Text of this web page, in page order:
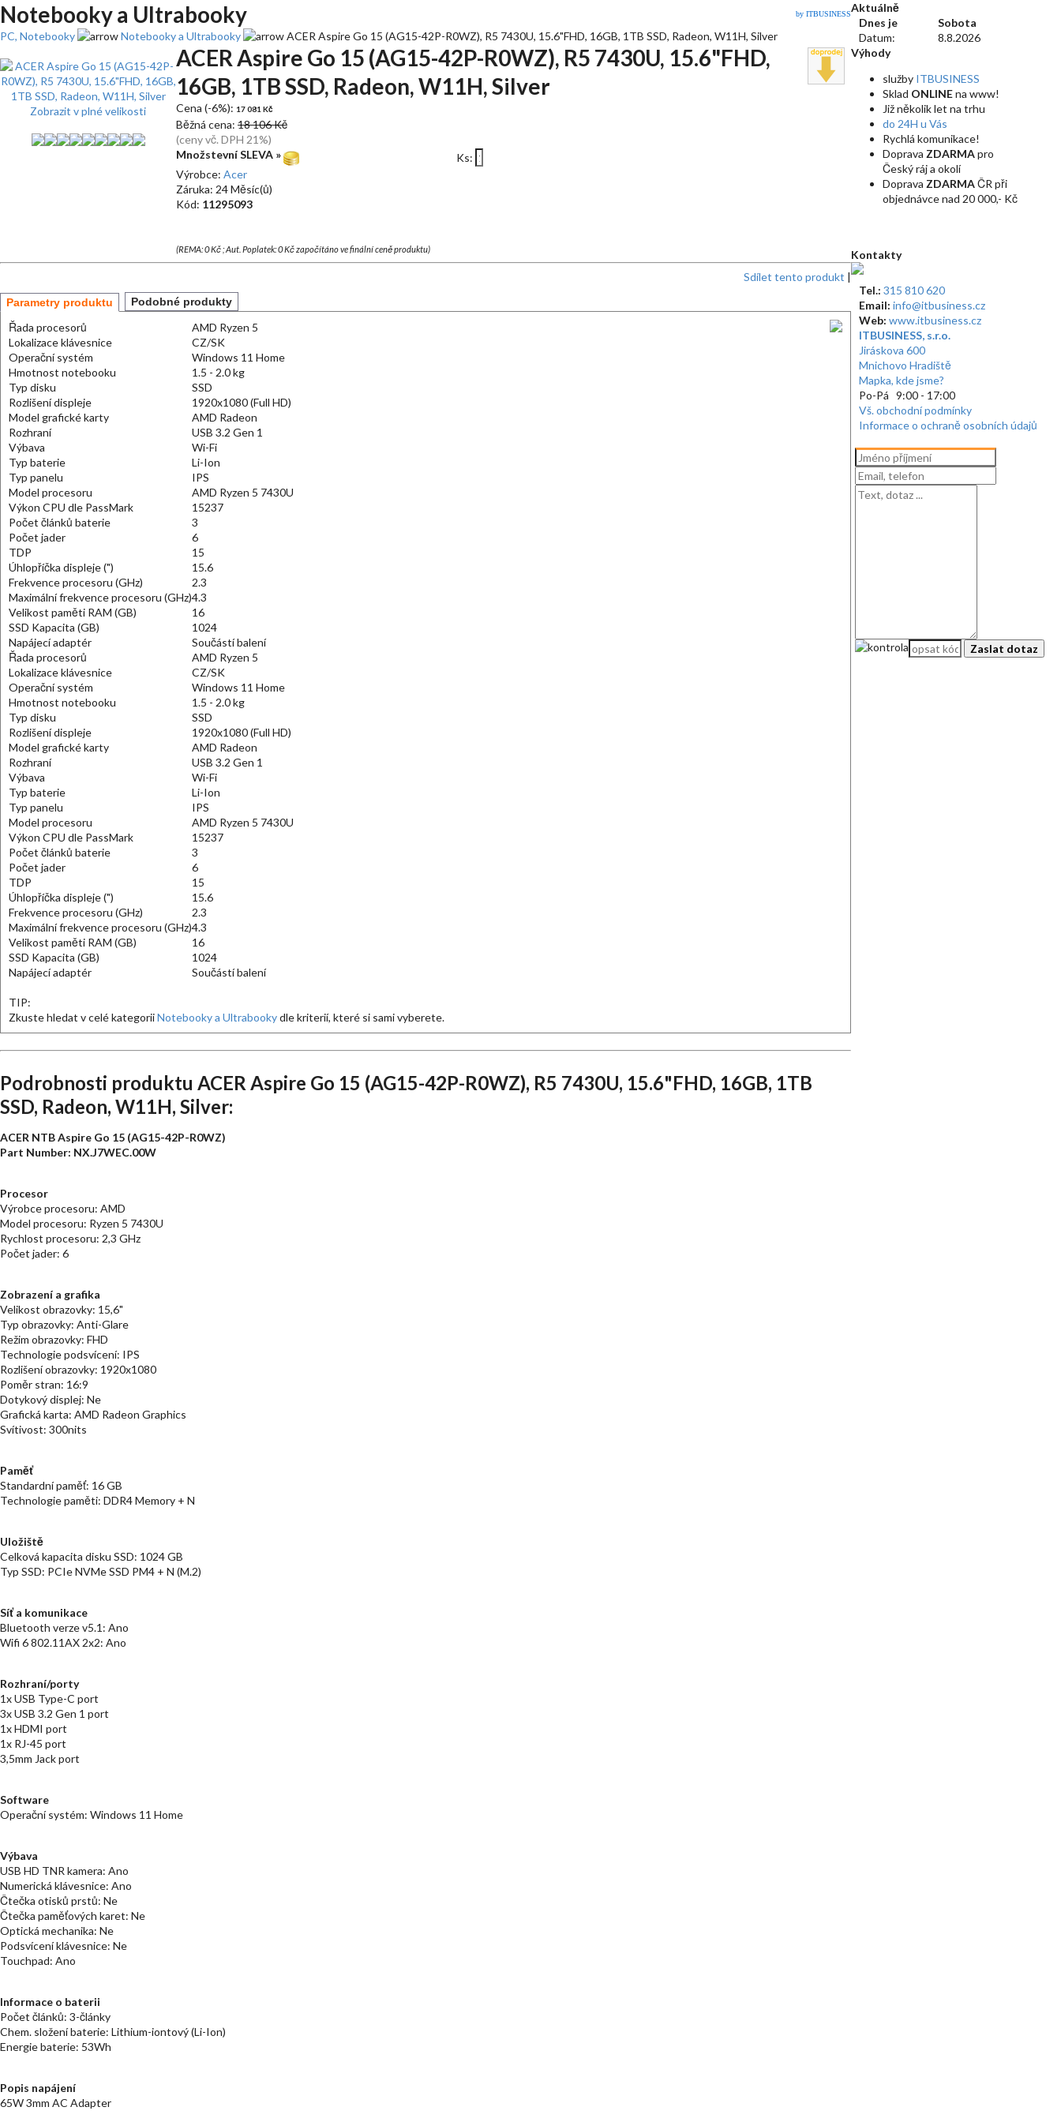
Notebooky a Ultrabooky by ITBUSINESS
PC, Notebooky Notebooky a Ultrabooky ACER Aspire Go 15 (AG15-42P-R0WZ), R5 7430U, 15.6"FHD, 16GB, 1TB SSD, Radeon, W11H, Silver
Zobrazit v plné velikosti
ACER Aspire Go 15 (AG15-42P-R0WZ), R5 7430U, 15.6"FHD,
16GB, 1TB SSD, Radeon, W11H, Silver
Cena (-6%): 17 081 Kč
Běžná cena: 18 106 Kč
(ceny vč. DPH 21%)
Množstevní SLEVA »
Ks:
Výrobce: Acer
Záruka: 24 Měsíc(ů)
Kód: 11295093
(REMA: 0 Kč ; Aut. Poplatek: 0 Kč započítáno ve finální ceně produktu)
Sdílet tento produkt |
Parametry produktu Podobné produkty
Řada procesorů
AMD Ryzen 5
Lokalizace klávesnice
CZ/SK
Operační systém
Windows 11 Home
Hmotnost notebooku
1.5 - 2.0 kg
Typ disku
SSD
Rozlišení displeje
1920x1080 (Full HD)
Model grafické karty
AMD Radeon
Rozhraní
USB 3.2 Gen 1
Výbava
Wi-Fi
Typ baterie
Li-Ion
Typ panelu
IPS
Model procesoru
AMD Ryzen 5 7430U
Výkon CPU dle PassMark
15237
Počet článků baterie
3
Počet jader
6
TDP
15
Úhlopříčka displeje (")
15.6
Frekvence procesoru (GHz)
2.3
Maximální frekvence procesoru (GHz)4.3
Velikost paměti RAM (GB)
16
SSD Kapacita (GB)
1024
Napájecí adaptér
Součástí balení
Řada procesorů
AMD Ryzen 5
Lokalizace klávesnice
CZ/SK
Operační systém
Windows 11 Home
Hmotnost notebooku
1.5 - 2.0 kg
Typ disku
SSD
Rozlišení displeje
1920x1080 (Full HD)
Model grafické karty
AMD Radeon
Rozhraní
USB 3.2 Gen 1
Výbava
Wi-Fi
Typ baterie
Li-Ion
Typ panelu
IPS
Model procesoru
AMD Ryzen 5 7430U
Výkon CPU dle PassMark
15237
Počet článků baterie
3
Počet jader
6
TDP
15
Úhlopříčka displeje (")
15.6
Frekvence procesoru (GHz)
2.3
Maximální frekvence procesoru (GHz)4.3
Velikost paměti RAM (GB)
16
SSD Kapacita (GB)
1024
Napájecí adaptér
Součástí balení
TIP:
Zkuste hledat v celé kategoriiNotebooky a Ultrabookydle kriterií, které si sami vyberete.
Podrobnosti produktu ACER Aspire Go 15 (AG15-42P-R0WZ), R5 7430U, 15.6"FHD, 16GB, 1TB
SSD, Radeon, W11H, Silver:
ACER NTB Aspire Go 15 (AG15-42P-R0WZ)
Part Number: NX.J7WEC.00W
Procesor
Výrobce procesoru: AMD
Model procesoru: Ryzen 5 7430U
Rychlost procesoru: 2,3 GHz
Počet jader: 6
Zobrazení a grafika
Velikost obrazovky: 15,6"
Typ obrazovky: Anti-Glare
Režim obrazovky: FHD
Technologie podsvícení: IPS
Rozlišení obrazovky: 1920x1080
Poměr stran: 16:9
Dotykový displej: Ne
Grafická karta: AMD Radeon Graphics
Svítivost: 300nits
Paměť
Standardní paměť: 16 GB
Technologie paměti: DDR4 Memory + N
Uložiště
Celková kapacita disku SSD: 1024 GB
Typ SSD: PCIe NVMe SSD PM4 + N (M.2)
Síť a komunikace
Bluetooth verze v5.1: Ano
Wifi 6 802.11AX 2x2: Ano
Rozhraní/porty
1x USB Type-C port
3x USB 3.2 Gen 1 port
1x HDMI port
1x RJ-45 port
3,5mm Jack port
Software
Operační systém: Windows 11 Home
Výbava
USB HD TNR kamera: Ano
Numerická klávesnice: Ano
Čtečka otisků prstů: Ne
Čtečka paměťových karet: Ne
Optická mechanika: Ne
Podsvícení klávesnice: Ne
Touchpad: Ano
Informace o baterii
Počet článků: 3-články
Chem. složení baterie: Lithium-iontový (Li-Ion)
Energie baterie: 53Wh
Popis napájení
65W 3mm AC Adapter
Aktuálně
Dnes je
Sobota
Datum:
8.8.2026
Výhody
služby ITBUSINESS
Sklad ONLINEna www!
Již několik let na trhu
do 24H u Vás
Rychlá komunikace!
Doprava ZDARMApro
Český ráj a okolí
Doprava ZDARMAČR při
objednávce nad 20 000,- Kč
Kontakty
Tel.: 315 810 620
Email: info@itbusiness.cz
Web: www.itbusiness.cz
ITBUSINESS, s.r.o.
Jiráskova 600
Mnichovo Hradiště
Mapka, kde jsme?
Po-Pá 9:00 - 17:00
Vš. obchodní podmínky
Informace o ochraně osobních údajů